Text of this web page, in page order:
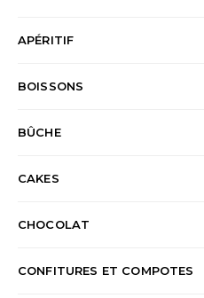
APÉRITIF
BOISSONS
BÛCHE
CAKES
CHOCOLAT
CONFITURES ET COMPOTES